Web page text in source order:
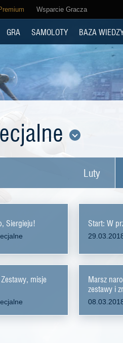
Wsparcie Gracza
GRA SAMOLOTY BAZA
Luty
Siergieju! Start: W
misje
Marsz
zestawy i